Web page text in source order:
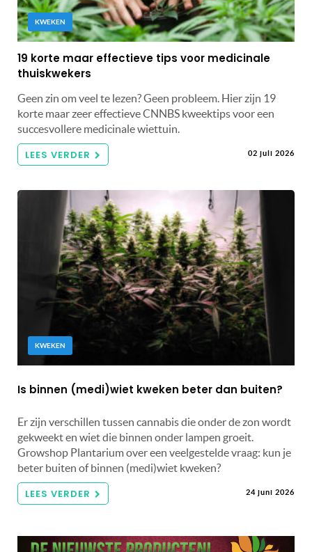
KWEKEN
19 korte maar effectieve tips voor medicinale
thuiskwekers
Geen zin om veel te lezen? Geen probleem. Hier zijn 19
korte maar zeer effectieve CNNBS kweektips voor een
succesvollere medicinale wiettuin.
LEES VERDER 02 juli 2026
KWEKEN
Is binnen (medi)wiet kweken beter dan buiten?
Er zijn verschillen tussen cannabis die onder de zon wordt
gekweekt en wiet die binnen onder lampen groeit.
Growshop Plantarium over een veelgestelde vraag: kun je
beter buiten of binnen (medi)wiet kweken?
LEES VERDER 24 juni 2026